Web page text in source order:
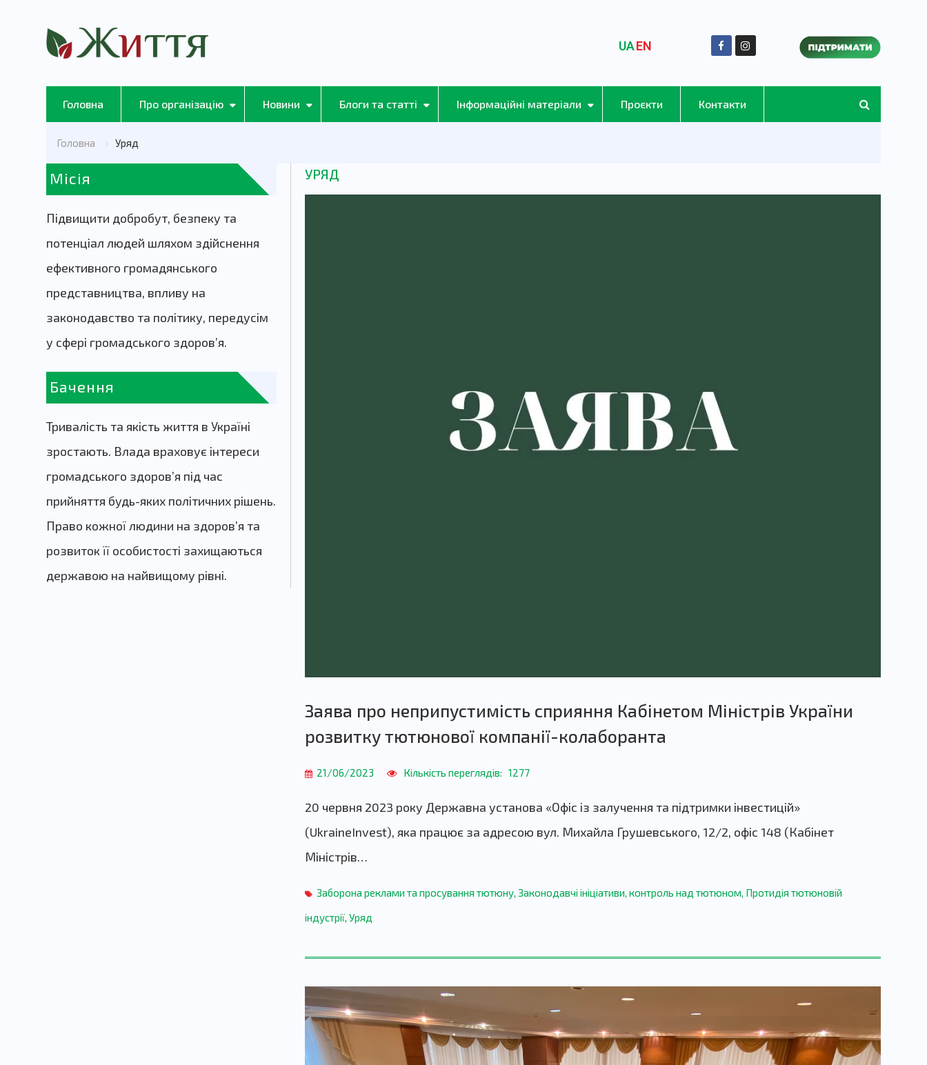
UAEN
Головна Про організацію Новини Блоги та статті Інформаційні матеріали Проєкти Контакти
Головна Уряд
УРЯД
Заява про неприпустимість сприяння Кабінетом Міністрів України
розвитку тютюнової компанії-колаборанта
21/06/2023 Кількість переглядів: 1277
20 червня 2023 року Державна установа «Офіс із залучення та підтримки інвестицій»
(UkraineInvest), яка працює за адресою вул. Михайла Грушевського, 12/2, офіс 148 (Кабінет
Міністрів…
Заборона реклами та просування тютюну, Законодавчі ініціативи, контроль над тютюном, Протидія тютюновій
індустрії, Уряд
Місія
Підвищити добробут, безпеку та
потенціал людей шляхом здійснення
ефективного громадянського
представництва, впливу на
законодавство та політику, передусім
у сфері громадського здоров’я.
Бачення
Тривалість та якість життя в Україні
зростають. Влада враховує інтереси
громадського здоров’я під час
прийняття будь-яких політичних рішень.
Право кожної людини на здоров’я та
розвиток її особистості захищаються
державою на найвищому рівні.